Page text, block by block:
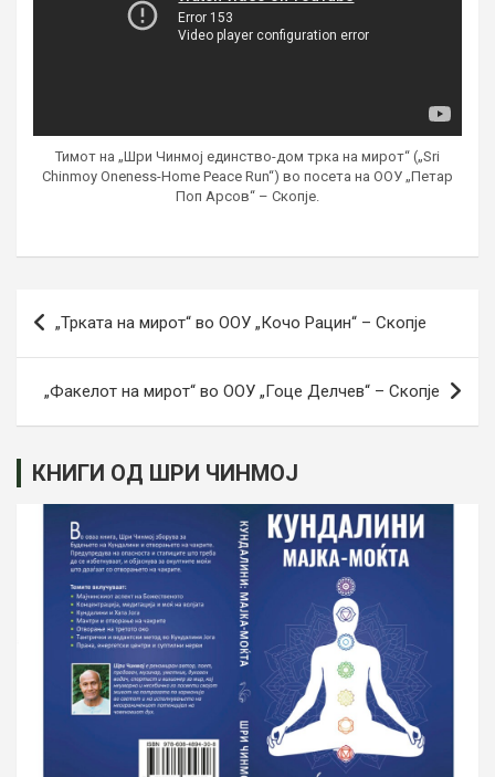
Тимот на „Шри Чинмој единство-дом трка на мирот“ („Sri
Chinmoy Oneness-Home Peace Run“) во посета на ООУ „Петар
Поп Арсов“ – Скопје.
Post
navigation
„Трката на мирот“ во ООУ „Кочо Рацин“ – Скопје
„Факелот на мирот“ во ООУ „Гоце Делчев“ – Скопје
КНИГИ ОД ШРИ ЧИНМОЈ